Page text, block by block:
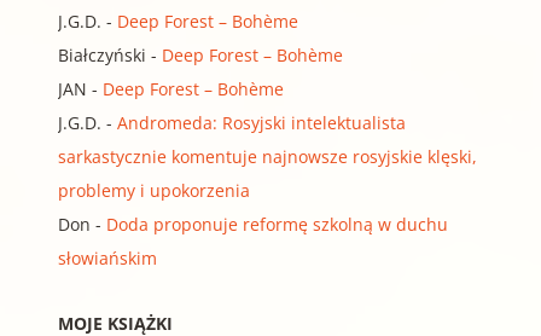
J.G.D. - Deep Forest – Bohème
Białczyński - Deep Forest – Bohème
JAN - Deep Forest – Bohème
J.G.D. - Andromeda: Rosyjski intelektualista
sarkastycznie komentuje najnowsze rosyjskie klęski,
problemy i upokorzenia
Don - Doda proponuje reformę szkolną w duchu
słowiańskim
MOJE KSIĄŻKI